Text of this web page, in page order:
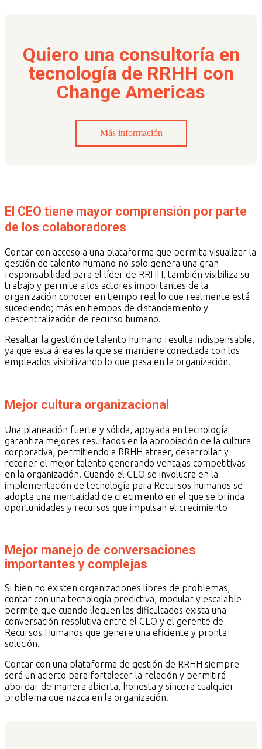
Quiero una consultoría en
tecnología de RRHH con
Change Americas
Más información
El CEO tiene mayor comprensión por parte
de los colaboradores
Contar con acceso a una plataforma que permita visualizar la
gestión de talento humano no solo genera una gran
responsabilidad para el líder de RRHH, también visibiliza su
trabajo y permite a los actores importantes de la
organización conocer en tiempo real lo que realmente está
sucediendo; más en tiempos de distanciamiento y
descentralización de recurso humano.
Resaltar la gestión de talento humano resulta indispensable,
ya que esta área es la que se mantiene conectada con los
empleados visibilizando lo que pasa en la organización.
Mejor cultura organizacional
Una planeación fuerte y sólida, apoyada en tecnología
garantiza mejores resultados en la apropiación de la cultura
corporativa, permitiendo a RRHH atraer, desarrollar y
retener el mejor talento generando ventajas competitivas
en la organización. Cuando el CEO se involucra en la
implementación de tecnología para Recursos humanos se
adopta una mentalidad de crecimiento en el que se brinda
oportunidades y recursos que impulsan el crecimiento
Mejor manejo de conversaciones
importantes y complejas
Si bien no existen organizaciones libres de problemas,
contar con una tecnología predictiva, modular y escalable
permite que cuando lleguen las dificultados exista una
conversación resolutiva entre el CEO y el gerente de
Recursos Humanos que genere una eficiente y pronta
solución.
Contar con una plataforma de gestión de RRHH siempre
será un acierto para fortalecer la relación y permitirá
abordar de manera abierta, honesta y sincera cualquier
problema que nazca en la organización.